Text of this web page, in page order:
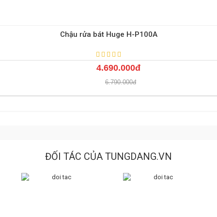
Chậu rửa bát Huge H-P100A
4.690.000đ
6.790.000đ
ĐỐI TÁC CỦA TUNGDANG.VN